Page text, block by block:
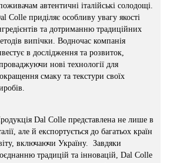
автентичні італійські солодощі.
Colle приділяє особливу увагу якості
та дотриманню традиційних
випічки. Водночас компанія
в дослідження та розвиток,
нові технології для
смаку та текстури своїх
Dal Colle представлена не лише в
але й експортується до багатьох країн
включаючи Україну. Завдяки
традицій та інновацій, Dal Colle